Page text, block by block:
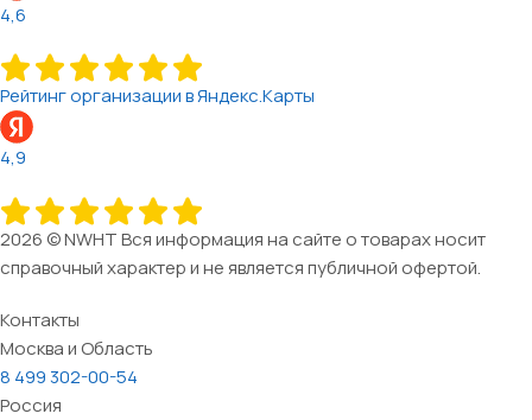
4,6
Рейтинг организации в Яндекс.Карты
4,9
2026 © NWHT Вся информация на сайте о товарах носит
справочный характер и не является публичной офертой.
Контакты
Москва и Область
8 499 302-00-54
Россия